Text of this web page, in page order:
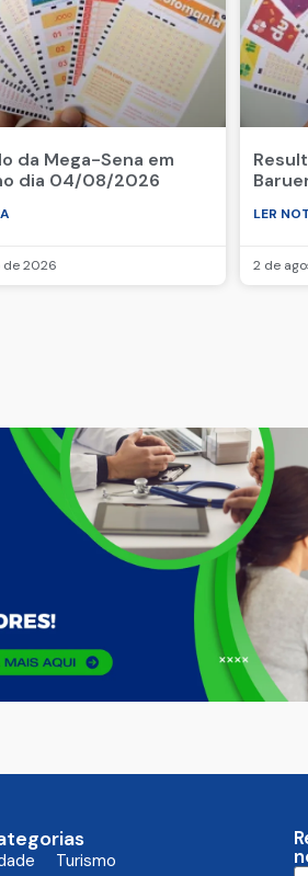
da Mega-Sena em
dia 04/08/2026
de 2026
LER
2 de
Turismo